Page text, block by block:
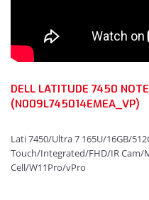
DELL LATITUDE 7450
(N009L745014EMEA_VP)
Lati 7450/Ultra 7 165U/16GB/
Touch/Integrated/FHD/IR Cam/
Cell/W11Pro/vPro